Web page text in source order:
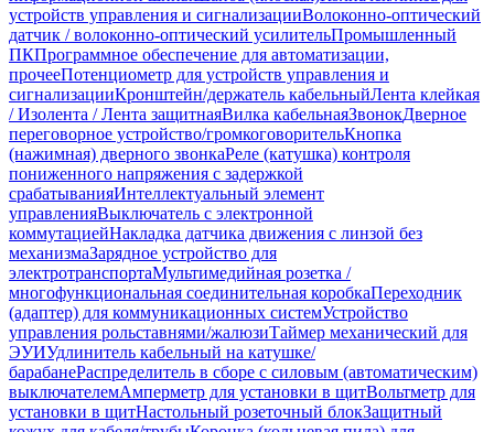
устройств управления и сигнализацииВолоконно-оптический
датчик / волоконно-оптический усилительПромышленный
ПКПрограммное обеспечение для автоматизации,
прочееПотенциометр для устройств управления и
сигнализацииКронштейн/держатель кабельныйЛента клейкая
/ Изолента / Лента защитнаяВилка кабельнаяЗвонокДверное
переговорное устройство/громкоговорительКнопка
(нажимная) дверного звонкаРеле (катушка) контроля
пониженного напряжения с задержкой
срабатыванияИнтеллектуальный элемент
управленияВыключатель с электронной
коммутациейНакладка датчика движения с линзой без
механизмаЗарядное устройство для
электротранспортаМультимедийная розетка /
многофункциональная соединительная коробкаПереходник
(адаптер) для коммуникационных системУстройство
управления рольставнями/жалюзиТаймер механический для
ЭУИУдлинитель кабельный на катушке/
барабанеРаспределитель в сборе с силовым (автоматическим)
выключателемАмперметр для установки в щитВольтметр для
установки в щитНастольный розеточный блокЗащитный